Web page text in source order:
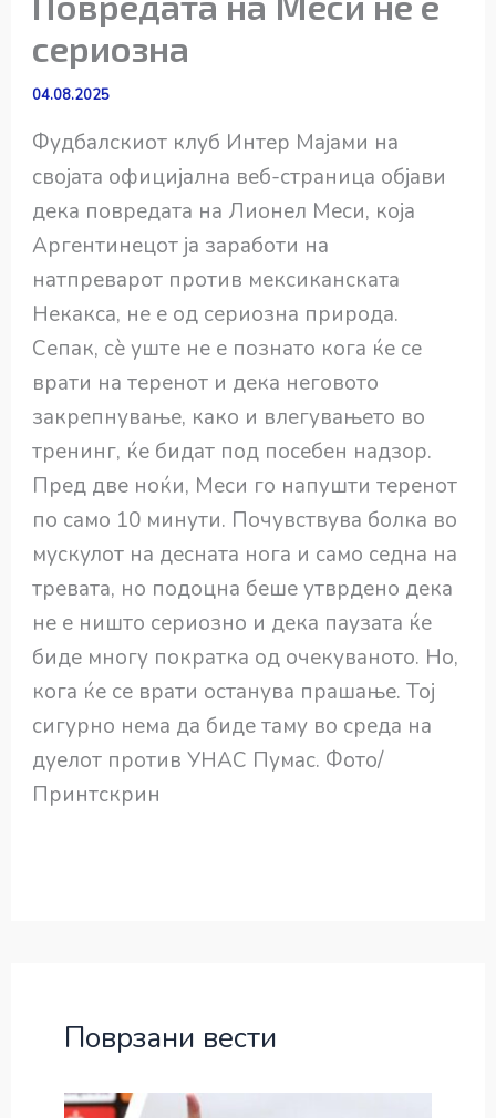
сериозна
04.08.2025
Фудбалскиот клуб Интер Мајами на
својата официјална веб-страница објави
дека повредата на Лионел Меси, која
Аргентинецот ја заработи на
натпреварот против мексиканската
Некакса, не е од сериозна природа.
Сепак, сè уште не е познато кога ќе се
врати на теренот и дека неговото
закрепнување, како и влегувањето во
тренинг, ќе бидат под посебен надзор.
Пред две ноќи, Меси го напушти теренот
по само 10 минути. Почувствува болка во
мускулот на десната нога и само седна на
тревата, но подоцна беше утврдено дека
не е ништо сериозно и дека паузата ќе
биде многу пократка од очекуваното. Но,
кога ќе се врати останува прашање. Тој
сигурно нема да биде таму во среда на
дуелот против УНАС Пумас. Фото/
Принтскрин
Поврзани вести